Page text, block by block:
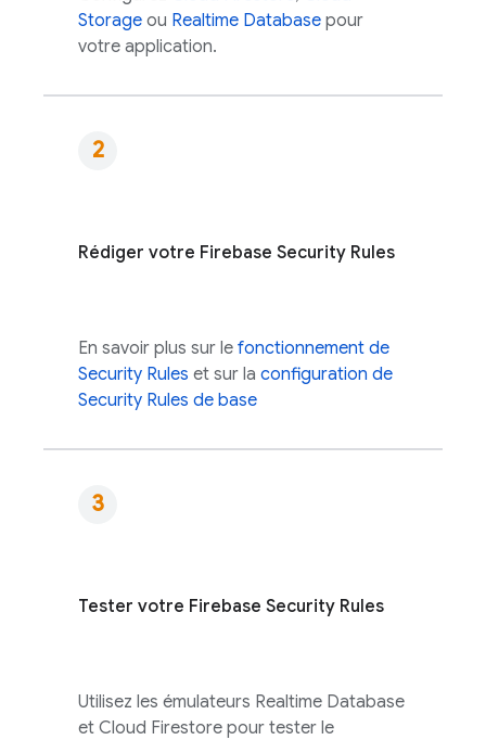
Storage ou Realtime Database pour
votre application.
Rédiger votre Firebase Security Rules
En savoir plus sur le fonctionnement de
Security Rules et sur la configuration de
Security Rules de base
Tester votre Firebase Security Rules
Utilisez les émulateurs Realtime Database
et Cloud Firestore pour tester le